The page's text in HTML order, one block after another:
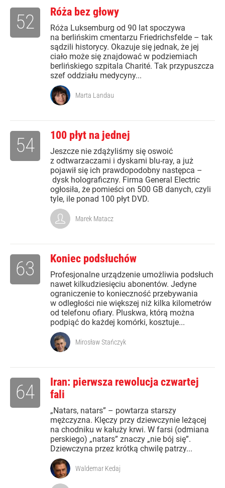
Róża bez głowy
Róża Luksemburg od 90 lat spoczywa
na berlińskim cmentarzu Friedrichsfelde – tak
sądzili historycy. Okazuje się jednak, że jej
ciało może się znajdować w podziemiach
berlińskiego szpitala Charité. Tak przypuszcza
szef oddziału medycyny...
52
Marta Landau
100 płyt na jednej
Jeszcze nie zdążyliśmy się oswoić
z odtwarzaczami i dyskami blu-ray, a już
pojawił się ich prawdopodobny następca –
dysk holograficzny. Firma General Electric
ogłosiła, że pomieści on 500 GB danych, czyli
tyle, ile ponad 100 płyt DVD.
54
Marek Matacz
Koniec podsłuchów
Profesjonalne urządzenie umożliwia podsłuch
nawet kilkudziesięciu abonentów. Jedyne
ograniczenie to konieczność przebywania
w odległości nie większej niż kilka kilometrów
od telefonu ofiary. Pluskwa, którą można
podpiąć do każdej komórki, kosztuje...
63
Mirosław Stańczyk
Iran: pierwsza rewolucja czwartej
fali
„Natars, natars” – powtarza starszy
mężczyzna. Klęczy przy dziewczynie leżącej
na chodniku w kałuży krwi. W farsi (odmiana
perskiego) „natars” znaczy „nie bój się”.
Dziewczyna przez krótką chwilę patrzy...
64
Waldemar Kedaj